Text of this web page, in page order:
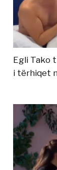
Egli Tako
i tërhiqet